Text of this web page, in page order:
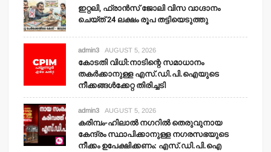
ഇറ്റലി, ഫ്രാന്‍സ് ജോലി വിസ വാഗ്ദാനം
ചെയ്ത് 24 ലക്ഷം രൂപ തട്ടിയെടുത്തു
admin3 AUGUST 5, 2026
കോടതി വിധി:നാടിന്റെ സമാധാനം
തകര്‍ക്കാനുള്ള എസ്.ഡി.പി.ഐയുടെ
നീക്കങ്ങള്‍ക്കേറ്റ തിരിച്ചടി
admin3 AUGUST 5, 2026
കരിമ്പം-ഹിലാല്‍ നഗറില്‍ തെരുവുനായ
കേന്ദ്രം സ്ഥാപിക്കാനുള്ള നഗരസഭയുടെ
നീക്കം ഉപേക്ഷിക്കണം: എസ്.ഡി.പി.ഐ